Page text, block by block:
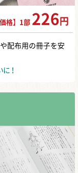
価格】1部 226 円
配布用の冊子を安
！